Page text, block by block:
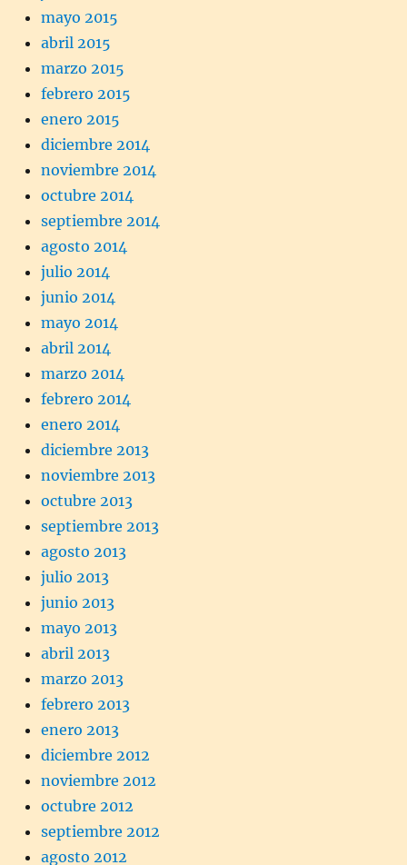
mayo 2015
abril 2015
marzo 2015
febrero 2015
enero 2015
diciembre 2014
noviembre 2014
octubre 2014
septiembre 2014
agosto 2014
julio 2014
junio 2014
mayo 2014
abril 2014
marzo 2014
febrero 2014
enero 2014
diciembre 2013
noviembre 2013
octubre 2013
septiembre 2013
agosto 2013
julio 2013
junio 2013
mayo 2013
abril 2013
marzo 2013
febrero 2013
enero 2013
diciembre 2012
noviembre 2012
octubre 2012
septiembre 2012
agosto 2012